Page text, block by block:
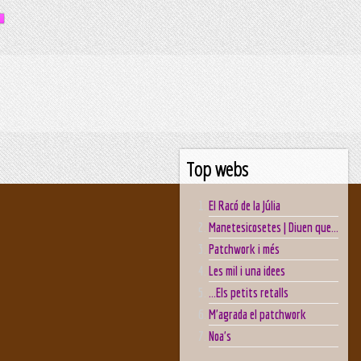
Top webs
El Racó de la Júlia
Manetesicosetes | Diuen que...
Patchwork i més
Les mil i una idees
...Els petits retalls
M'agrada el patchwork
Noa's